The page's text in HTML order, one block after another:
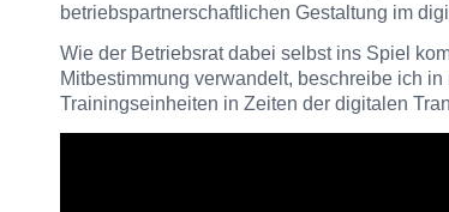
betriebspartnerschaftlichen Gestaltung im
Wie der Betriebsrat dabei selbst ins Spiel
Mitbestimmung verwandelt, beschreibe ich
Trainingseinheiten in Zeiten der digitalen